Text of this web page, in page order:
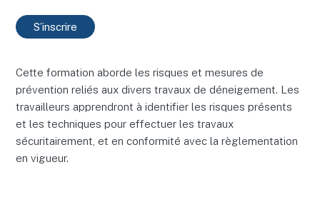
S’inscrire
Cette formation aborde les risques et mesures de
prévention reliés aux divers travaux de déneigement. Les
travailleurs apprendront à identifier les risques présents
et les techniques pour effectuer les travaux
sécuritairement, et en conformité avec la règlementation
en vigueur.